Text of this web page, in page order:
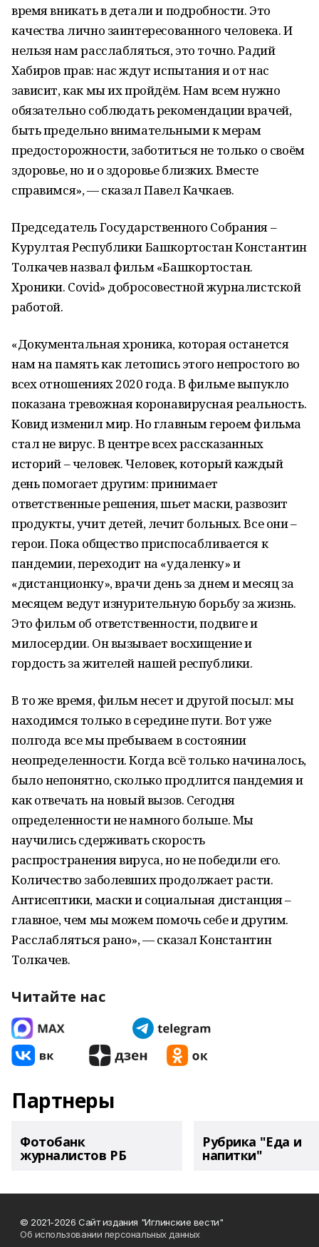
время вникать в детали и подробности. Это
качества лично заинтересованного человека. И
нельзя нам расслабляться, это точно. Радий
Хабиров прав: нас ждут испытания и от нас
зависит, как мы их пройдём. Нам всем нужно
обязательно соблюдать рекомендации врачей,
быть предельно внимательными к мерам
предосторожности, заботиться не только о своём
здоровье, но и о здоровье близких. Вместе
справимся», — сказал Павел Качкаев.
Председатель Государственного Собрания –
Курултая Республики Башкортостан Константин
Толкачев назвал фильм «Башкортостан.
Хроники. Covid» добросовестной журналистской
работой.
«Документальная хроника, которая останется
нам на память как летопись этого непростого во
всех отношениях 2020 года. В фильме выпукло
показана тревожная коронавирусная реальность.
Ковид изменил мир. Но главным героем фильма
стал не вирус. В центре всех рассказанных
историй – человек. Человек, который каждый
день помогает другим: принимает
ответственные решения, шьет маски, развозит
продукты, учит детей, лечит больных. Все они –
герои. Пока общество приспосабливается к
пандемии, переходит на «удаленку» и
«дистанционку», врачи день за днем и месяц за
месяцем ведут изнурительную борьбу за жизнь.
Это фильм об ответственности, подвиге и
милосердии. Он вызывает восхищение и
гордость за жителей нашей республики.
В то же время, фильм несет и другой посыл: мы
находимся только в середине пути. Вот уже
полгода все мы пребываем в состоянии
неопределенности. Когда всё только начиналось,
было непонятно, сколько продлится пандемия и
как отвечать на новый вызов. Сегодня
определенности не намного больше. Мы
научились сдерживать скорость
распространения вируса, но не победили его.
Количество заболевших продолжает расти.
Антисептики, маски и социальная дистанция –
главное, чем мы можем помочь себе и другим.
Расслабляться рано», — сказал Константин
Толкачев.
Читайте нас
Партнеры
Фотобанк
журналистов РБ
Рубрика "Еда и
напитки"
© 2021-2026 Сайт издания "Иглинские вести"
Об использовании персональных данных